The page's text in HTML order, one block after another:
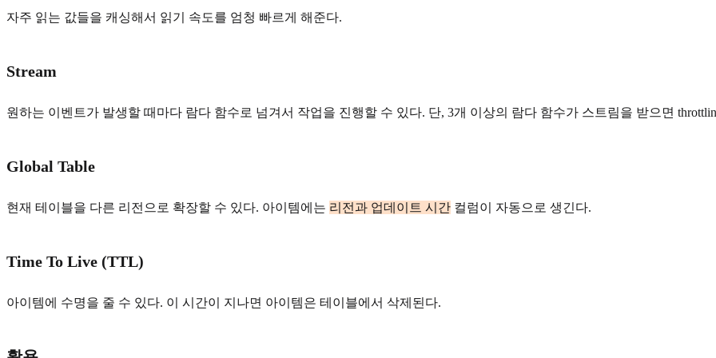
자주 읽는 값들을 캐싱해서 읽기 속도를 엄청 빠르게 해준다.
Stream
원하는 이벤트가 발생할 때마다 람다 함수로 넘겨서 작업을 진행할 수 있다. 단, 3개 이상의 람다 함수가 스트림을 받으면
Global Table
현재 테이블을 다른 리전으로 확장할 수 있다. 아이템에는 리전과 업데이트 시간 컬럼이 자동으로 생긴다.
Time To Live (TTL)
아이템에 수명을 줄 수 있다. 이 시간이 지나면 아이템은 테이블에서 삭제된다.